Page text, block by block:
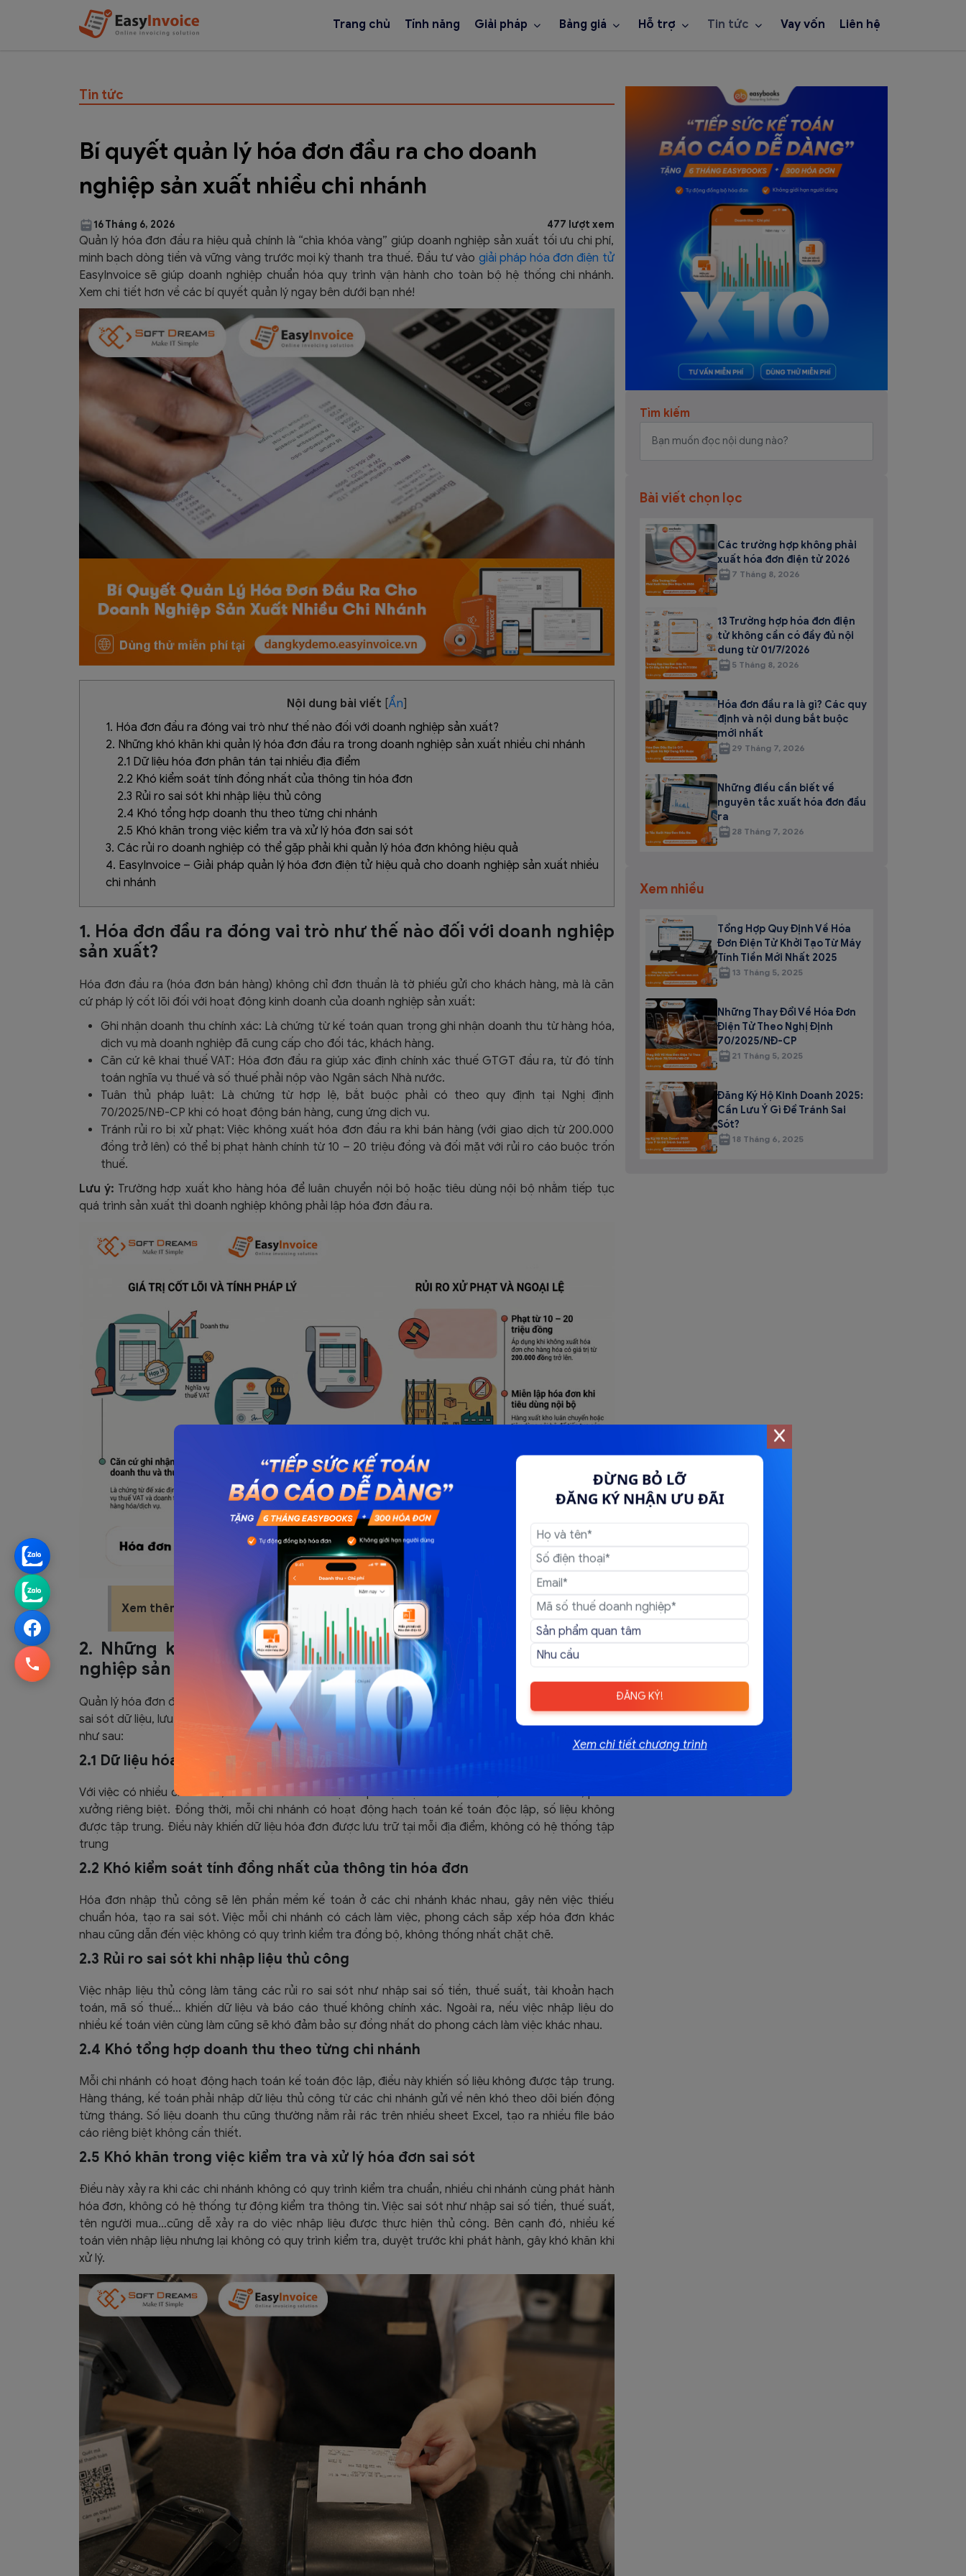
Trang chủ Tính năng Giải pháp Bảng giá Hỗ trợ Tin tức Vay vốn Liên hệ
ĐỪNG BỎ LỠ
ĐĂNG KÝ NHẬN ƯU ĐÃI
ĐĂNG KÝ!
Xem chi tiết chương trình
Tin tức
Bí quyết quản lý hóa đơn đầu ra cho doanh
nghiệp sản xuất nhiều chi nhánh
16 Tháng 6, 2026 477 lượt xem
Quản lý hóa đơn đầu ra hiệu quả chính là “chìa khóa vàng” giúp doanh nghiệp sản xuất tối ưu chi phí,
minh bạch dòng tiền và vững vàng trước mọi kỳ thanh tra thuế. Đầu tư vào giải pháp hóa đơn điện tử
EasyInvoice sẽ giúp doanh nghiệp chuẩn hóa quy trình vận hành cho toàn bộ hệ thống chi nhánh.
Xem chi tiết hơn về các bí quyết quản lý ngay bên dưới bạn nhé!
Nội dung bài viết [Ẩn]
1. Hóa đơn đầu ra đóng vai trò như thế nào đối với doanh nghiệp sản xuất?
2. Những khó khăn khi quản lý hóa đơn đầu ra trong doanh nghiệp sản xuất nhiều chi nhánh
2.1 Dữ liệu hóa đơn phân tán tại nhiều địa điểm
2.2 Khó kiểm soát tính đồng nhất của thông tin hóa đơn
2.3 Rủi ro sai sót khi nhập liệu thủ công
2.4 Khó tổng hợp doanh thu theo từng chi nhánh
2.5 Khó khăn trong việc kiểm tra và xử lý hóa đơn sai sót
3. Các rủi ro doanh nghiệp có thể gặp phải khi quản lý hóa đơn không hiệu quả
4. EasyInvoice – Giải pháp quản lý hóa đơn điện tử hiệu quả cho doanh nghiệp sản xuất nhiều
chi nhánh
1. Hóa đơn đầu ra đóng vai trò như thế nào đối với doanh nghiệp
sản xuất?
Hóa đơn đầu ra (hóa đơn bán hàng) không chỉ đơn thuần là tờ phiếu gửi cho khách hàng, mà là căn
cứ pháp lý cốt lõi đối với hoạt động kinh doanh của doanh nghiệp sản xuất:
Ghi nhận doanh thu chính xác: Là chứng từ kế toán quan trọng ghi nhận doanh thu từ hàng hóa,
dịch vụ mà doanh nghiệp đã cung cấp cho đối tác, khách hàng.
Căn cứ kê khai thuế VAT: Hóa đơn đầu ra giúp xác định chính xác thuế GTGT đầu ra, từ đó tính
toán nghĩa vụ thuế và số thuế phải nộp vào Ngân sách Nhà nước.
Tuân thủ pháp luật: Là chứng từ hợp lệ, bắt buộc phải có theo quy định tại Nghị định
70/2025/NĐ-CP khi có hoạt động bán hàng, cung ứng dịch vụ.
Tránh rủi ro bị xử phạt: Việc không xuất hóa đơn đầu ra khi bán hàng (với giao dịch từ 200.000
đồng trở lên) có thể bị phạt hành chính từ 10 – 20 triệu đồng và đối mặt với rủi ro cáo buộc trốn
thuế.
Lưu ý: Trường hợp xuất kho hàng hóa để luân chuyển nội bộ hoặc tiêu dùng nội bộ nhằm tiếp tục
quá trình sản xuất thì doanh nghiệp không phải lập hóa đơn đầu ra.
Xem thêm: Nguyên Tắc Xuất Hóa Đơn Đầu Ra
2. Những khó khăn khi quản lý hóa đơn đầu ra trong doanh
nghiệp sản xuất nhiều chi nhánh
Quản lý hóa đơn đầu ra trong doanh nghiệp sản xuất nhiều chi nhánh gặp nhiều khó khăn, chủ yếu do
sai sót dữ liệu, lưu trữ phức tạp, khó kiểm soát đối chiếu và ảnh hưởng đến báo cáo hợp nhất. Cụ thể
như sau:
2.1 Dữ liệu hóa đơn phân tán tại nhiều địa điểm
Với việc có nhiều chi nhánh, hóa đơn đầu vào được tiếp nhận tại các chi nhánh, cơ sở sản xuất, phân
xưởng riêng biệt. Đồng thời, mỗi chi nhánh có hoạt động hạch toán kế toán độc lập, số liệu không
được tập trung. Điều này khiến dữ liệu hóa đơn được lưu trữ tại mỗi địa điểm, không có hệ thống tập
trung
2.2 Khó kiểm soát tính đồng nhất của thông tin hóa đơn
Hóa đơn nhập thủ công sẽ lên phần mềm kế toán ở các chi nhánh khác nhau, gây nên việc thiếu
chuẩn hóa, tạo ra sai sót. Việc mỗi chi nhánh có cách làm việc, phong cách sắp xếp hóa đơn khác
nhau cũng dẫn đến việc không có quy trình kiểm tra đồng bộ, không thống nhất chặt chẽ.
2.3 Rủi ro sai sót khi nhập liệu thủ công
Việc nhập liệu thủ công làm tăng các rủi ro sai sót như nhập sai số tiền, thuế suất, tài khoản hạch
toán, mã số thuế… khiến dữ liệu và báo cáo thuế không chính xác. Ngoài ra, nếu việc nhập liệu do
nhiều kế toán viên cùng làm cũng sẽ khó đảm bảo sự đồng nhất do phong cách làm việc khác nhau.
2.4 Khó tổng hợp doanh thu theo từng chi nhánh
Mỗi chi nhánh có hoạt động hạch toán kế toán độc lập, điều này khiến số liệu không được tập trung.
Hàng tháng, kế toán phải nhập dữ liệu thủ công từ các chi nhánh gửi về nên khó theo dõi biến động
từng tháng. Số liệu doanh thu cũng thường nằm rải rác trên nhiều sheet Excel, tạo ra nhiều file báo
cáo riêng biệt không cần thiết.
2.5 Khó khăn trong việc kiểm tra và xử lý hóa đơn sai sót
Điều này xảy ra khi các chi nhánh không có quy trình kiểm tra chuẩn, nhiều chi nhánh cùng phát hành
hóa đơn, không có hệ thống tự động kiểm tra thông tin. Việc sai sót như nhập sai số tiền, thuế suất,
tên người mua…cũng dễ xảy ra do việc nhập liệu được thực hiện thủ công. Bên cạnh đó, nhiều kế
toán viên nhập liệu nhưng lại không có quy trình kiểm tra, duyệt trước khi phát hành, gây khó khăn khi
xử lý.
Tìm kiếm
Bài viết chọn lọc
Các trường hợp không phải
xuất hóa đơn điện tử 2026
7 Tháng 8, 2026
13 Trường hợp hóa đơn điện
tử không cần có đầy đủ nội
dung từ 01/7/2026
5 Tháng 8, 2026
Hóa đơn đầu ra là gì? Các quy
định và nội dung bắt buộc
mới nhất
29 Tháng 7, 2026
Những điều cần biết về
nguyên tắc xuất hóa đơn đầu
ra
28 Tháng 7, 2026
Xem nhiều
Tổng Hợp Quy Định Về Hóa
Đơn Điện Tử Khởi Tạo Từ Máy
Tính Tiền Mới Nhất 2025
13 Tháng 5, 2025
Những Thay Đổi Về Hóa Đơn
Điện Tử Theo Nghị Định
70/2025/NĐ-CP
21 Tháng 5, 2025
Đăng Ký Hộ Kinh Doanh 2025:
Cần Lưu Ý Gì Để Tránh Sai
Sót?
18 Tháng 6, 2025